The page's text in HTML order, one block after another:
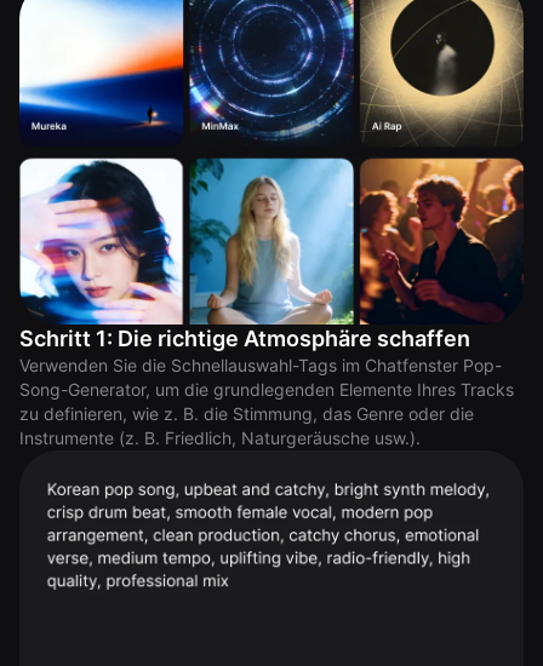
Schritt 1: Die richtige Atmosphäre schaffen
Verwenden Sie die Schnellauswahl-Tags im Chatfenster Pop-
Song-Generator, um die grundlegenden Elemente Ihres Tracks
zu definieren, wie z. B. die Stimmung, das Genre oder die
Instrumente (z. B. Friedlich, Naturgeräusche usw.).